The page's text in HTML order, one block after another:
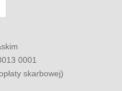
0001
skarbowej)